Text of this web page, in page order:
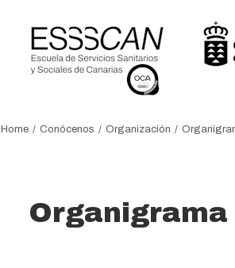
Formación
Home Conócenos Organización
Organigrama